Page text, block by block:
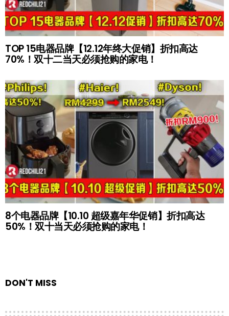
TOP 15电器品牌【12.12年终大促销】折扣高达
70%！双十二当天必须抢购的家电！
8个电器品牌【10.10 超级嘉年华促销】折扣高达
50%！双十当天必须抢购的家电！
DON'T MISS